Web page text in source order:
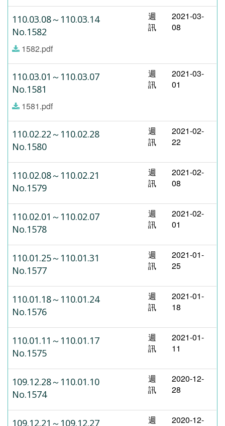
110.03.08～110.03.14
No.1582
1582.pdf
週
訊
2021-03-
08
110.03.01～110.03.07
No.1581
1581.pdf
週
訊
2021-03-
01
110.02.22～110.02.28
No.1580
週
訊
2021-02-
22
110.02.08～110.02.21
No.1579
週
訊
2021-02-
08
110.02.01～110.02.07
No.1578
週
訊
2021-02-
01
110.01.25～110.01.31
No.1577
週
訊
2021-01-
25
110.01.18～110.01.24
No.1576
週
訊
2021-01-
18
110.01.11～110.01.17
No.1575
週
訊
2021-01-
11
109.12.28～110.01.10
No.1574
週
訊
2020-12-
28
109.12.21～109.12.27
週
2020-12-